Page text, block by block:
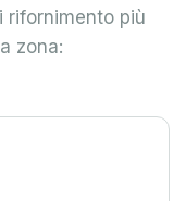
rifornimento più
zona: